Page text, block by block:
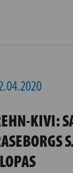
KIVI: